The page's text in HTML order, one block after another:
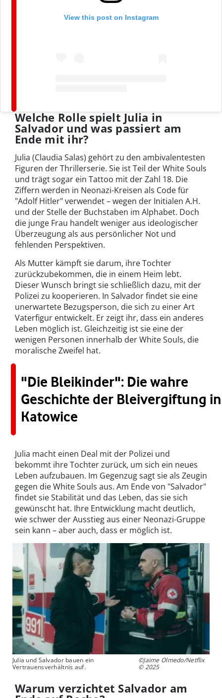
View this post on Instagram
Welche Rolle spielt Julia in
Salvador und was passiert am
Ende mit ihr?
Julia (Claudia Salas) gehört zu den ambivalentesten
Figuren der Thrillerserie. Sie ist Teil der White Souls
und trägt sogar ein Tattoo mit der Zahl 18. Die
Ziffern werden in Neonazi-Kreisen als Code für
"Adolf Hitler" verwendet – wegen der Initialen A.H.
und der Stelle der Buchstaben im Alphabet. Doch
die junge Frau handelt weniger aus ideologischer
Überzeugung als aus persönlicher Not und
fehlenden Perspektiven.
Als Mutter kämpft sie darum, ihre Tochter
zurückzubekommen, die in einem Heim lebt.
Dieser Wunsch bringt sie schließlich dazu, mit der
Polizei zu kooperieren. In Salvador findet sie eine
unerwartete Bezugsperson, die sich zu einer Art
Vaterfigur entwickelt. Er zeigt ihr, dass ein anderes
Leben möglich ist. Gleichzeitig ist sie eine der
wenigen Personen innerhalb der White Souls, die
moralische Zweifel hat.
"Die Bleikinder": Die wahre
Geschichte der Bleivergiftung in
Katowice
Julia macht einen Deal mit der Polizei und
bekommt ihre Tochter zurück, um sich ein neues
Leben aufzubauen. Im Gegenzug sagt sie als Zeugin
gegen die White Souls aus. Am Ende von "Salvador"
findet sie Stabilität und das Leben, das sie sich
gewünscht hat. Ihre Entwicklung macht deutlich,
wie schwer der Ausstieg aus einer Neonazi-Gruppe
sein kann – aber auch, dass er möglich ist.
Julia und Salvador bauen ein
Vertrauensverhältnis auf.
©Jaime Olmedo/Netflix
© 2025
Warum verzichtet Salvador am